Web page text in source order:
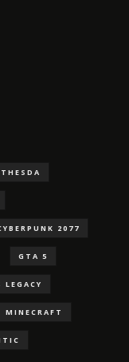
2077
GTA 5
LEGACY
MINECRAFT